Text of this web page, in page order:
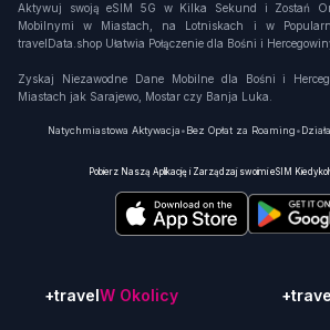
Aktywuj swoją eSIM 5G w Kilka Sekund i Zostań
Mobilnymi w Miastach, na Lotniskach i w
travelData.shop Ułatwia Połączenie dla Bośni i
Zyskaj Niezawodne Dane Mobilne dla Bośni i
Miastach jak Sarajewo, Mostar czy Banja Luka.
Natychmiastowa Aktywacja•Bez Opłat za Roaming•
Pobierz Naszą Aplikację i Zarządzaj swoimi eSIM
+travelW Okolicy